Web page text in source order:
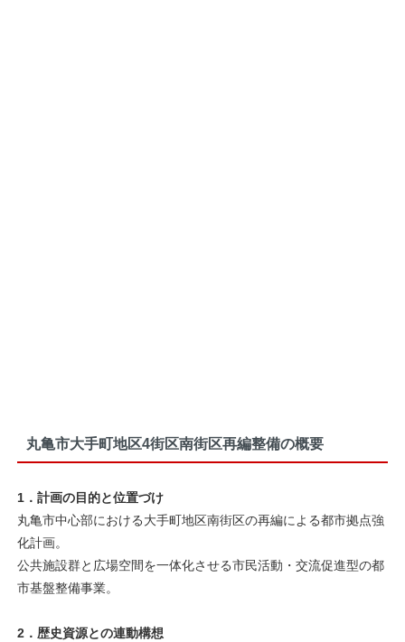
丸亀市大手町地区4街区南街区再編整備の概要
1．計画の目的と位置づけ
丸亀市中心部における大手町地区南街区の再編による都市拠点強
化計画。
公共施設群と広場空間を一体化させる市民活動・交流促進型の都
市基盤整備事業。
2．歴史資源との連動構想